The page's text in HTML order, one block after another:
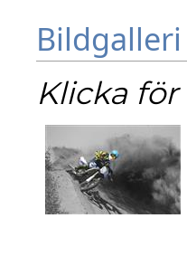
Bildgalleri
Klicka